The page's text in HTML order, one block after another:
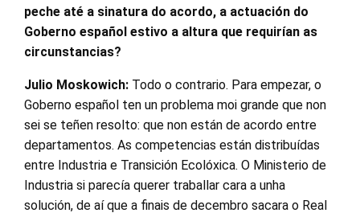
peche até a sinatura do acordo, a actuación do
Goberno español estivo a altura que requirían as
circunstancias?
Julio Moskowich: Todo o contrario. Para empezar, o
Goberno español ten un problema moi grande que non
sei se teñen resolto: que non están de acordo entre
departamentos. As competencias están distribuídas
entre Industria e Transición Ecolóxica. O Ministerio de
Industria si parecía querer traballar cara a unha
solución, de aí que a finais de decembro sacara o Real